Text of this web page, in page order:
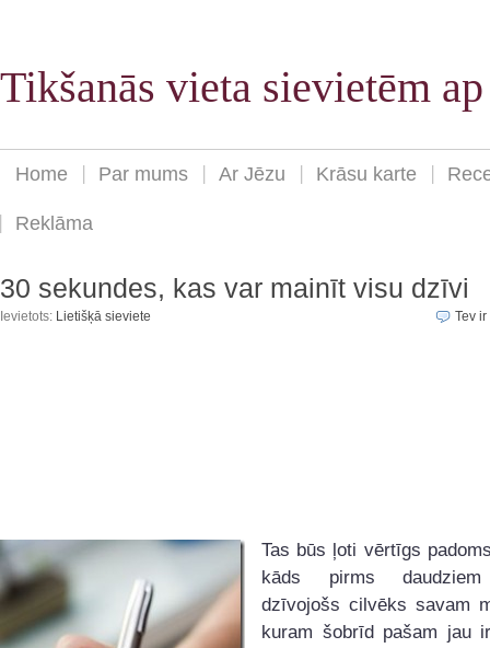
Tikšanās vieta sievietēm
Home Par mums Ar Jēzu Krāsu karte
Reklāma
30 sekundes, kas var mainīt visu dzīvi
Ievietots: Lietišķā sieviete Tev ir
Tas būs ļoti vērtīgs
kāds pirms
dzīvojošs cilvēks savam
kuram šobrīd pašam jau